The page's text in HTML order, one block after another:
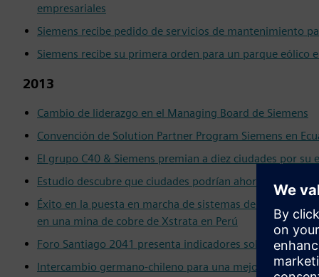
empresariales
Siemens recibe pedido de servicios de mantenimiento
Siemens recibe su primera orden para un parque eólico
2013
Cambio de liderazgo en el Managing Board de Siemens
Convención de Solution Partner Program Siemens en
El grupo C40 & Siemens premian a diez ciudades por
Estudio descubre que ciudades podrían ahorrar
Éxito en la puesta en marcha de sistemas de
en una mina de cobre de Xstrata en Perú
Foro Santiago 2041 presenta indicadores sobre calidad
Intercambio germano-chileno para una mejora de la